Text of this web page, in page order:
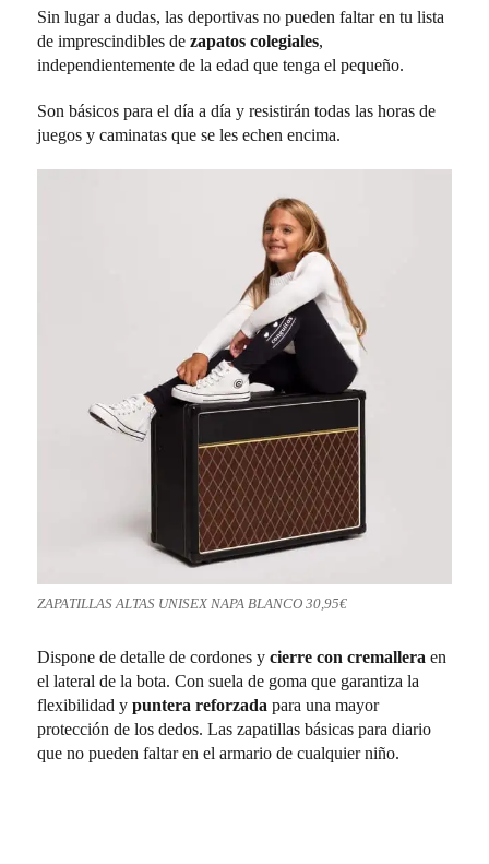
Sin lugar a dudas, las deportivas no pueden faltar en tu lista
de imprescindibles dezapatos colegiales,
independientemente de la edad que tenga el pequeño.
Son básicos para el día a día y resistirán todas las horas de
juegos y caminatas que se les echen encima.
ZAPATILLAS ALTAS UNISEX NAPA BLANCO 30,95€
Dispone de detalle de cordones ycierre con cremallera en
el lateral de la bota. Con suela de goma que garantiza la
flexibilidad ypuntera reforzada para una mayor
protección de los dedos. Las zapatillas básicas para diario
que no pueden faltar en el armario de cualquier niño.